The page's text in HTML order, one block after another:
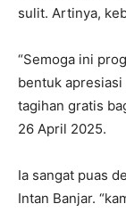
sulit. Artinya,
“Semoga ini
bentuk
tagihan gratis
26 April 2025.
Ia sangat puas
Intan Banjar.